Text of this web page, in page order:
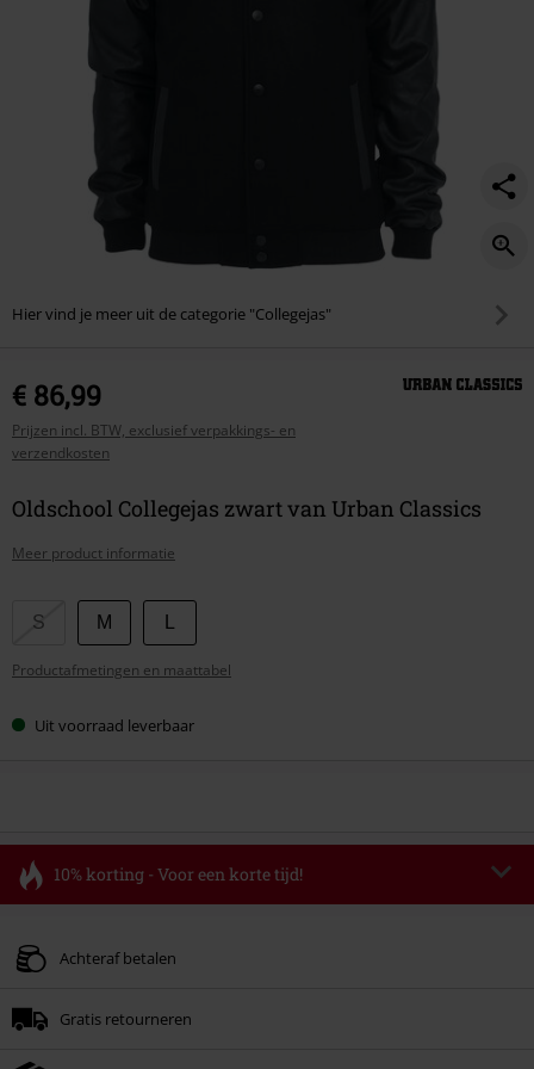
Hier vind je meer uit de categorie "Collegejas"
€ 86,99
Prijzen incl. BTW, exclusief verpakkings- en
verzendkosten
Oldschool Collegejas zwart van Urban Classics
Meer product informatie
Kies
maat
S M
Productafmetingen en maattabel
Uit voorraad leverbaar
10% korting - Voor een korte tijd!
Geldig t/m 11-08-2026
Zodra je de code hebt ingevoerd, wordt de korting automatisch verrekend in
Achteraf betalen
Gratis retourneren